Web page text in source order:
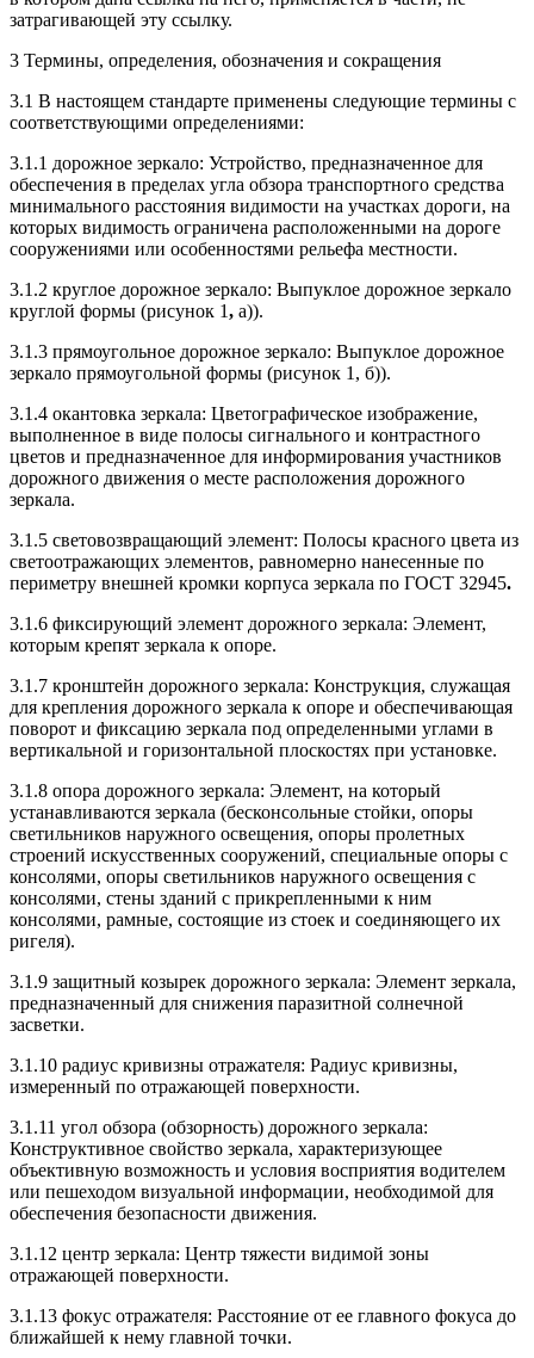
затрагивающей эту ссылку.
3 Термины, определения, обозначения и сокращения
3.1 В настоящем стандарте применены следующие термины с
соответствующими определениями:
3.1.1 дорожное зеркало: Устройство, предназначенное для
обеспечения в пределах угла обзора транспортного средства
минимального расстояния видимости на участках дороги, на
которых видимость ограничена расположенными на дороге
сооружениями или особенностями рельефа местности.
3.1.2 круглое дорожное зеркало: Выпуклое дорожное зеркало
круглой формы (рисунок 1, а)).
3.1.3 прямоугольное дорожное зеркало: Выпуклое дорожное
зеркало прямоугольной формы (рисунок 1, б)).
3.1.4 окантовка зеркала: Цветографическое изображение,
выполненное в виде полосы сигнального и контрастного
цветов и предназначенное для информирования участников
дорожного движения о месте расположения дорожного
зеркала.
3.1.5 световозвращающий элемент: Полосы красного цвета из
светоотражающих элементов, равномерно нанесенные по
периметру внешней кромки корпуса зеркала по ГОСТ 32945.
3.1.6 фиксирующий элемент дорожного зеркала: Элемент,
которым крепят зеркала к опоре.
3.1.7 кронштейн дорожного зеркала: Конструкция, служащая
для крепления дорожного зеркала к опоре и обеспечивающая
поворот и фиксацию зеркала под определенными углами в
вертикальной и горизонтальной плоскостях при установке.
3.1.8 опора дорожного зеркала: Элемент, на который
устанавливаются зеркала (бесконсольные стойки, опоры
светильников наружного освещения, опоры пролетных
строений искусственных сооружений, специальные опоры с
консолями, опоры светильников наружного освещения с
консолями, стены зданий с прикрепленными к ним
консолями, рамные, состоящие из стоек и соединяющего их
ригеля).
3.1.9 защитный козырек дорожного зеркала: Элемент зеркала,
предназначенный для снижения паразитной солнечной
засветки.
3.1.10 радиус кривизны отражателя: Радиус кривизны,
измеренный по отражающей поверхности.
3.1.11 угол обзора (обзорность) дорожного зеркала:
Конструктивное свойство зеркала, характеризующее
объективную возможность и условия восприятия водителем
или пешеходом визуальной информации, необходимой для
обеспечения безопасности движения.
3.1.12 центр зеркала: Центр тяжести видимой зоны
отражающей поверхности.
3.1.13 фокус отражателя: Расстояние от ее главного фокуса до
ближайшей к нему главной точки.